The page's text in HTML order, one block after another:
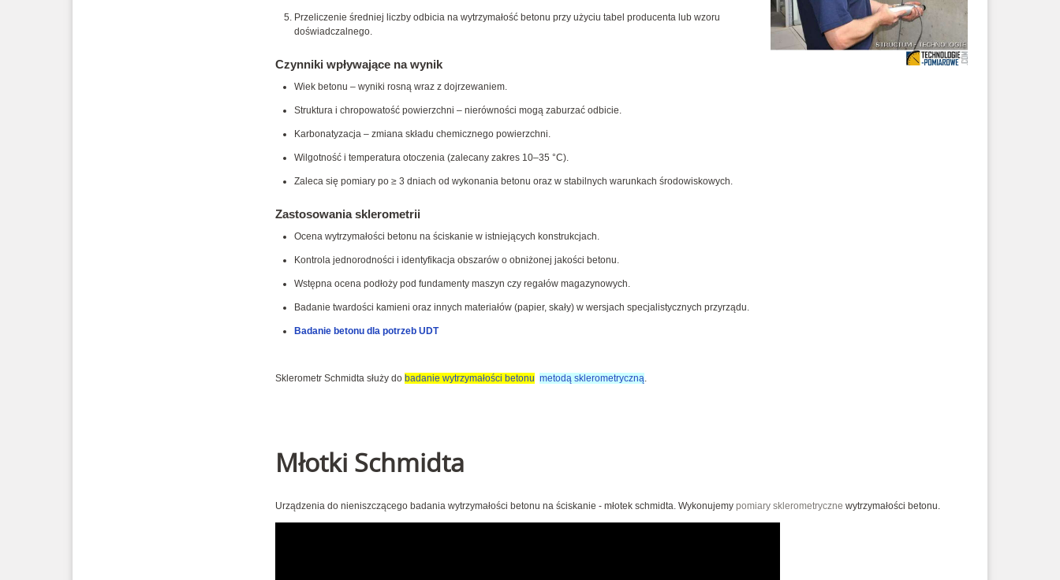
Przeliczenie średniej liczby odbicia na wytrzymałość betonu przy użyciu tabel producenta lub wzoru
doświadczalnego.
Czynniki wpływające na wynik
Wiek betonu – wyniki rosną wraz z dojrzewaniem.
Struktura i chropowatość powierzchni – nierówności mogą zaburzać odbicie.
Karbonatyzacja – zmiana składu chemicznego powierzchni.
Wilgotność i temperatura otoczenia (zalecany zakres 10–35 °C).
Zaleca się pomiary po ≥ 3 dniach od wykonania betonu oraz w stabilnych warunkach środowiskowych.
Zastosowania sklerometrii
Ocena wytrzymałości betonu na ściskanie w istniejących konstrukcjach.
Kontrola jednorodności i identyfikacja obszarów o obniżonej jakości betonu.
Wstępna ocena podłoży pod fundamenty maszyn czy regałów magazynowych.
Badanie twardości kamieni oraz innych materiałów (papier, skały) w wersjach specjalistycznych przyrządu.
Badanie betonu dla potrzeb UDT
Sklerometr Schmidta służy do badanie wytrzymałości betonu metodą sklerometryczną.
Młotki Schmidta
Urządzenia do nieniszczącego badania wytrzymałości betonu na ściskanie - młotek schmidta. Wykonujemy pomiary sklerometryczne wytrzymałości betonu.